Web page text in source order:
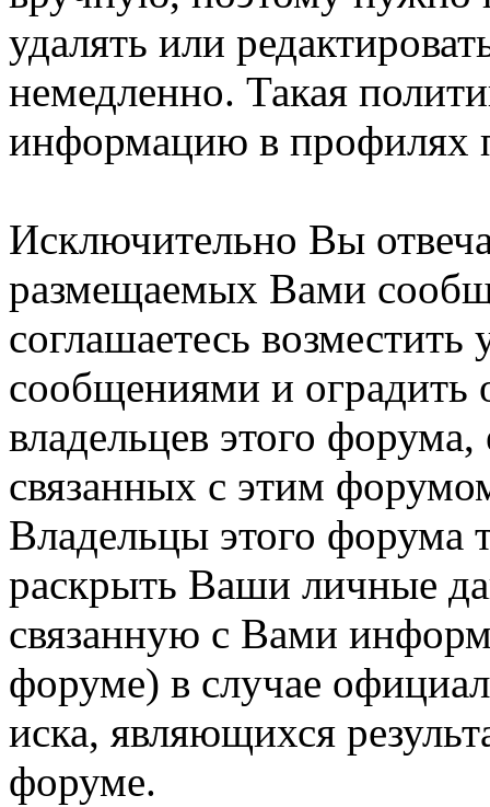
удалять или
немедленно. Такая
информацию в профилях
Исключительно Вы
размещаемых Вами
соглашаетесь
сообщениями и оградить
владельцев этого
связанных с этим
Владельцы этого форума
раскрыть Ваши личные
связанную с Вами
форуме) в случае
иска, являющихся
форуме.